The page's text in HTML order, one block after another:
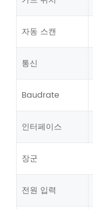
자동 스캔
통신
Baudrate
인터페이스
장군
전원 입력